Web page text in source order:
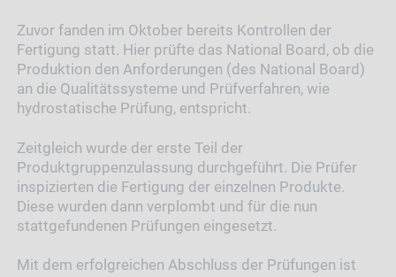
Zuvor fanden im Oktober bereits Kontrollen der
Fertigung statt. Hier prüfte das National Board, ob die
Produktion den Anforderungen (des National Board)
an die Qualitätssysteme und Prüfverfahren, wie
hydrostatische Prüfung, entspricht.
Zeitgleich wurde der erste Teil der
Produktgruppenzulassung durchgeführt. Die Prüfer
inspizierten die Fertigung der einzelnen Produkte.
Diese wurden dann verplombt und für die nun
stattgefundenen Prüfungen eingesetzt.
Mit dem erfolgreichen Abschluss der Prüfungen ist